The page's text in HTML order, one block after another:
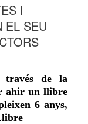
I
EL SEU
través de la
ahir un llibre
6 anys,